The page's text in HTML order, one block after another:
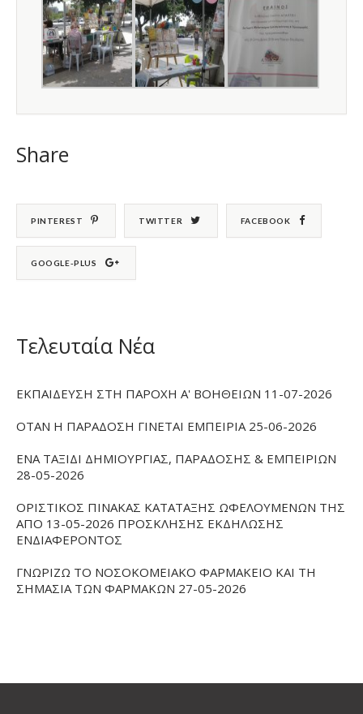
Share
PINTEREST TWITTER FACEBOOK
GOOGLE-PLUS
Τελευταία Νέα
ΕΚΠΑΙΔΕΥΣΗ ΣΤΗ ΠΑΡΟΧΗ Α' ΒΟΗΘΕΙΩΝ 11-07-2026
ΟΤΑΝ Η ΠΑΡΑΔΟΣΗ ΓΙΝΕΤΑΙ ΕΜΠΕΙΡΙΑ 25-06-2026
ΕΝΑ ΤΑΞΙΔΙ ΔΗΜΙΟΥΡΓΙΑΣ, ΠΑΡΑΔΟΣΗΣ & ΕΜΠΕΙΡΙΩΝ
28-05-2026
ΟΡΙΣΤΙΚΟΣ ΠΙΝΑΚΑΣ ΚΑΤΑΤΑΞΗΣ ΩΦΕΛΟΥΜΕΝΩΝ ΤΗΣ
ΑΠΟ 13-05-2026 ΠΡΟΣΚΛΗΣΗΣ ΕΚΔΗΛΩΣΗΣ
ΕΝΔΙΑΦΕΡΟΝΤΟΣ
ΓΝΩΡΙΖΩ ΤΟ ΝΟΣΟΚΟΜΕΙΑΚΟ ΦΑΡΜΑΚΕΙΟ ΚΑΙ ΤΗ
ΣΗΜΑΣΙΑ ΤΩΝ ΦΑΡΜΑΚΩΝ 27-05-2026